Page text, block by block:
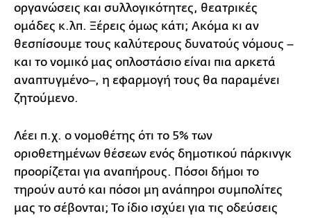
οργανώσεις και συλλογικότητες, θεατρικές
ομάδες κ.λπ. Ξέρεις όμως κάτι; Ακόμα κι αν
θεσπίσουμε τους καλύτερους δυνατούς νόμους –
και το νομικό μας οπλοστάσιο είναι πια αρκετά
αναπτυγμένο‒, η εφαρμογή τους θα παραμένει
ζητούμενο.
Λέει π.χ. ο νομοθέτης ότι το 5% των
οριοθετημένων θέσεων ενός δημοτικού πάρκινγκ
προορίζεται για αναπήρους. Πόσοι δήμοι το
τηρούν αυτό και πόσοι μη ανάπηροι συμπολίτες
μας το σέβονται; Το ίδιο ισχύει για τις οδεύσεις